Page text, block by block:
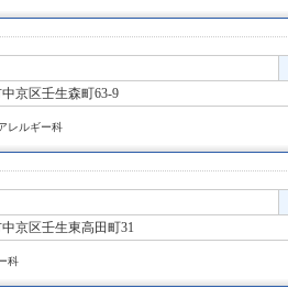
京区壬生森町63-9
ルギー科
京区壬生東高田町31
科